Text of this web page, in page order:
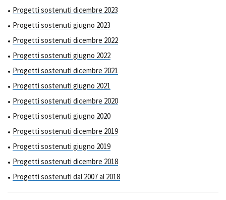
Progetti sostenuti dicembre 2023
Progetti sostenuti giugno 2023
Progetti sostenuti dicembre 2022
Progetti sostenuti giugno 2022
Progetti sostenuti dicembre 2021
Progetti sostenuti giugno 2021
Progetti sostenuti dicembre 2020
Progetti sostenuti giugno 2020
Progetti sostenuti dicembre 2019
Progetti sostenuti giugno 2019
Progetti sostenuti dicembre 2018
Progetti sostenuti dal 2007 al 2018